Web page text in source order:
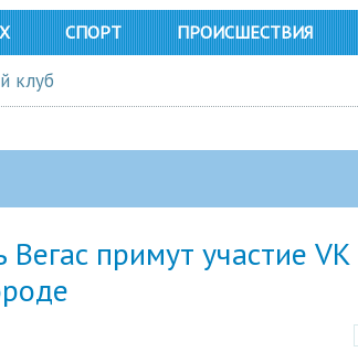
СПОРТ ПРОИСШЕСТВИЯ
клуб
примут участие VK